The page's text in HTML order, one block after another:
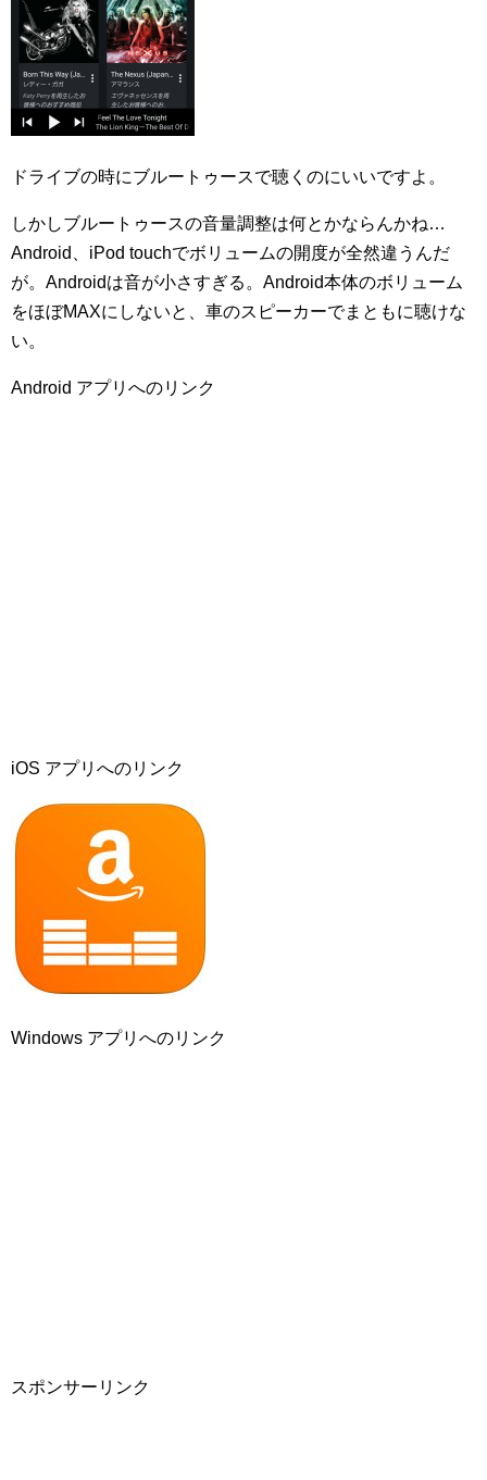
ドライブの時にブルートゥースで聴くのにいいですよ。
しかしブルートゥースの音量調整は何とかならんかね…
Android、iPod touchでボリュームの開度が全然違うんだ
が。Androidは音が小さすぎる。Android本体のボリューム
をほぼMAXにしないと、車のスピーカーでまともに聴けな
い。
Android アプリへのリンク
iOS アプリへのリンク
Windows アプリへのリンク
スポンサーリンク